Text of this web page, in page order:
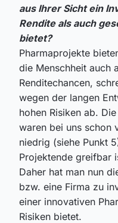
aus Ihrer Sicht ein
Rendite als auch
bietet?
Pharmaprojekte
die Menschheit auch
Renditechancen,
wegen der langen
hohen Risiken ab.
waren bei uns schon
niedrig (siehe Punkt
Projektende greifbar
Daher hat man nun
bzw. eine Firma zu
einer innovativen
Risiken bietet.